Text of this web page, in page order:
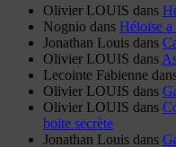
Olivier LOUIS dans
Nognio dans Héloïse a
Jonathan Louis dans
Olivier LOUIS dans
Lecointe Fabienne
Olivier LOUIS dans
Olivier LOUIS dans
boite secrète
Jonathan Louis dans